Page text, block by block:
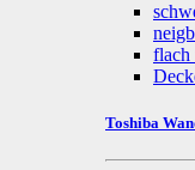
flach
Toshiba